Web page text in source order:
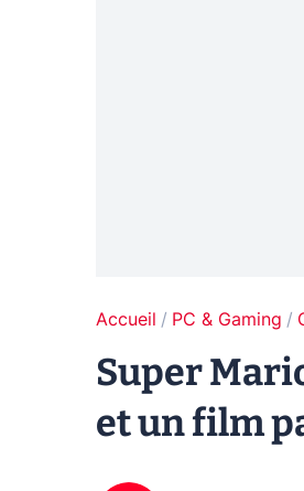
Accueil PC & Gaming
Super
et un film